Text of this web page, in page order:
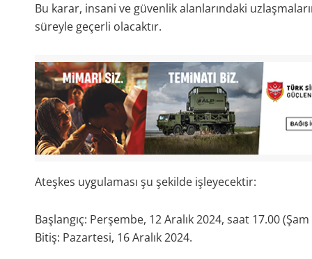
Bu karar, insani ve güvenlik alanlarındaki
süreyle geçerli olacaktır.
Ateşkes uygulaması şu şekilde işleyecektir:
Başlangıç: Perşembe, 12 Aralık 2024, saat 17.00
Bitiş: Pazartesi, 16 Aralık 2024.